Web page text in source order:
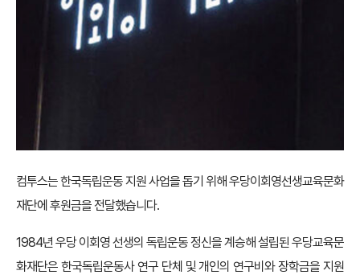
컴투스는 한국독립운동 지원 사업을 돕기 위해 우당이회영선생교육문화
재단에 후원금을 전달했습니다.
1984년 우당 이회영 선생의 독립운동 정신을 계승해 설립된 우당교육문
화재단은 한국독립운동사 연구 단체 및 개인의 연구비와 장학금을 지원